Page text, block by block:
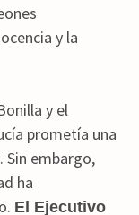
y la
y el
prometía una
embargo,
ha
El Ejecutivo